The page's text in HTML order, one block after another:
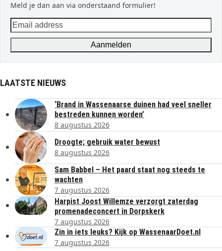
Meld je dan aan via onderstaand formulier!
Email
address
Aanmelden
LAATSTE NIEUWS
‘Brand in Wassenaarse duinen had veel sneller
bestreden kunnen worden’
8 augustus 2026
Droogte; gebruik water bewust
8 augustus 2026
Sam Babbel – Het paard staat nog steeds te
wachten
7 augustus 2026
Harpist Joost Willemze verzorgt zaterdag
promenadeconcert in Dorpskerk
7 augustus 2026
Zin in iets leuks? Kijk op WassenaarDoet.nl
7 augustus 2026